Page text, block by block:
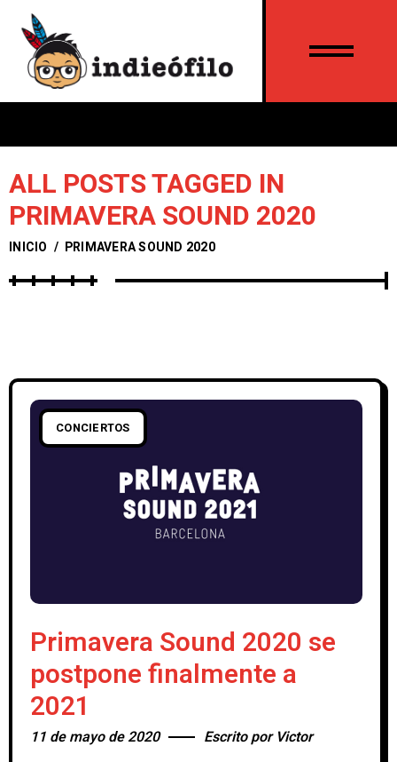
ALL POSTS TAGGED IN
PRIMAVERA SOUND 2020
INICIO / PRIMAVERA SOUND 2020
CONCIERTOS
Primavera Sound 2020 se
postpone finalmente a
2021
11 de mayo de 2020 Escrito por Victor